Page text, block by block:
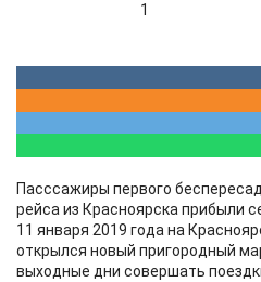
1
Пасссажиры первого
рейса из Красноярска прибыли
11 января 2019 года на
открылся новый пригородный
выходные дни совершать